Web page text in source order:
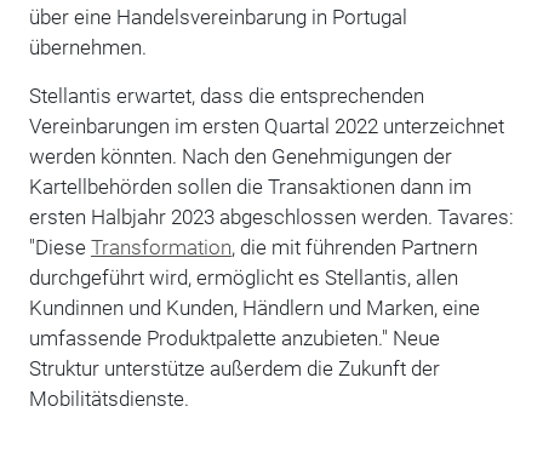
über eine Handelsvereinbarung in Portugal
übernehmen.
Stellantis erwartet, dass die entsprechenden
Vereinbarungen im ersten Quartal 2022 unterzeichnet
werden könnten. Nach den Genehmigungen der
Kartellbehörden sollen die Transaktionen dann im
ersten Halbjahr 2023 abgeschlossen werden. Tavares:
"Diese Transformation, die mit führenden Partnern
durchgeführt wird, ermöglicht es Stellantis, allen
Kundinnen und Kunden, Händlern und Marken, eine
umfassende Produktpalette anzubieten." Neue
Struktur unterstütze außerdem die Zukunft der
Mobilitätsdienste.